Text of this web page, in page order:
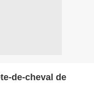
de-cheval de